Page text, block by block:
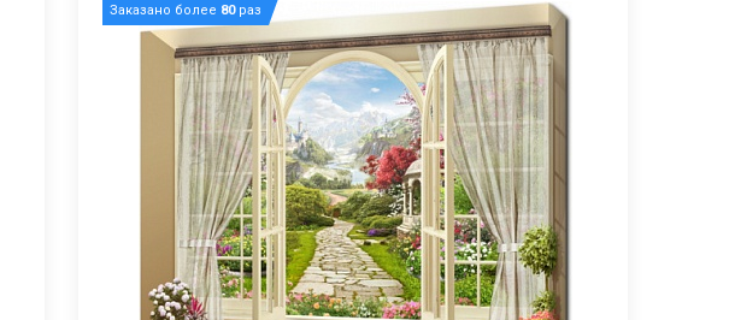
Заказано более 80раз